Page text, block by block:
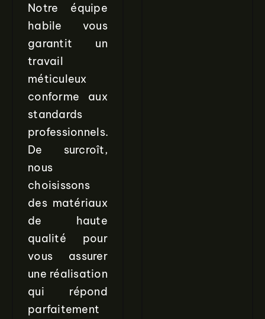
Notre équipe
habile vous
garantit un
travail
méticuleux
conforme aux
standards
professionnels.
De surcroît,
nous
choisissons
des matériaux
de haute
qualité pour
vous assurer
une réalisation
qui répond
parfaitement